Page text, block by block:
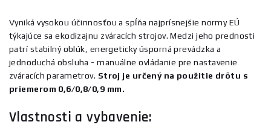
Vyniká vysokou účinnosťou a spĺňa najprísnejšie normy EÚ
týkajúce sa ekodizajnu zváracích strojov. Medzi jeho prednosti
patrí stabilný oblúk, energeticky úsporná prevádzka a
jednoduchá obsluha - manuálne ovládanie pre nastavenie
zváracích parametrov. Stroj je určený na použitie drôtu s
priemerom 0,6/0,8/0,9 mm.
Vlastnosti a vybavenie: